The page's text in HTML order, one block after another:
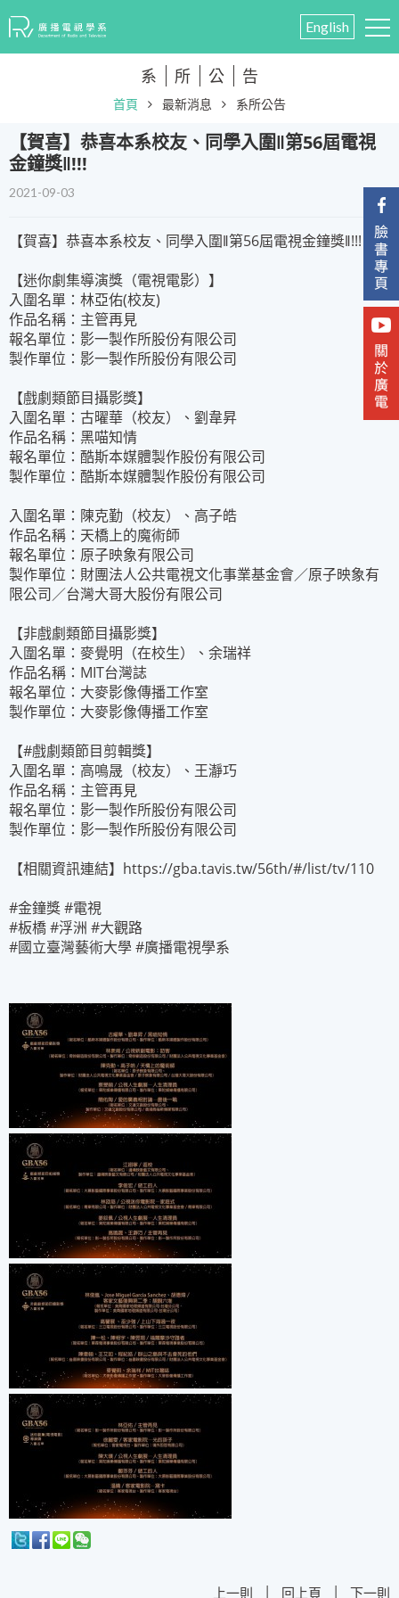
English
系 所 公 告
首頁 最新消息 系所公告
​【賀喜】恭喜本系校友、同學入圍‖第56屆電視
金鐘獎‖!!!
2021-09-03
【賀喜】恭喜本系校友、同學入圍‖第56屆電視金鐘獎‖!!!
【迷你劇集導演獎（電視電影）】
入圍名單：林亞佑(校友)
作品名稱：主管再見
報名單位：影一製作所股份有限公司
製作單位：影一製作所股份有限公司
【戲劇類節目攝影獎】
入圍名單：古曜華（校友）、劉韋昇
作品名稱：黑喵知情
報名單位：酷斯本媒體製作股份有限公司
製作單位：酷斯本媒體製作股份有限公司
入圍名單：陳克勤（校友）、高子皓
作品名稱：天橋上的魔術師
報名單位：原子映象有限公司
製作單位：財團法人公共電視文化事業基金會／原子映象有
限公司／台灣大哥大股份有限公司
【非戲劇類節目攝影獎】
入圍名單：麥覺明（在校生）、余瑞祥
作品名稱：MIT台灣誌
報名單位：大麥影像傳播工作室
製作單位：大麥影像傳播工作室
【#戲劇類節目剪輯獎】
入圍名單：高鳴晟（校友）、王瀞巧
作品名稱：主管再見
報名單位：影一製作所股份有限公司
製作單位：影一製作所股份有限公司
【相關資訊連結】https://gba.tavis.tw/56th/#/list/tv/110
#金鐘獎 #電視
#板橋 #浮洲 #大觀路
#國立臺灣藝術大學 #廣播電視學系
上一則 | 回上頁 | 下一則